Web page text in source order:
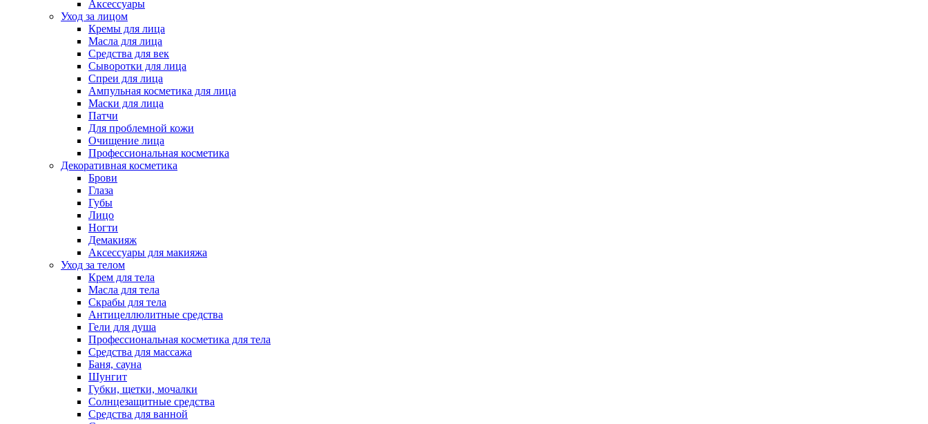
Аксессуары
Уход за лицом
Кремы для лица
Масла для лица
Средства для век
Сыворотки для лица
Спреи для лица
Ампульная косметика для лица
Маски для лица
Патчи
Для проблемной кожи
Очищение лица
Профессиональная косметика
Декоративная косметика
Брови
Глаза
Губы
Лицо
Ногти
Демакияж
Аксессуары для макияжа
Уход за телом
Крем для тела
Масла для тела
Скрабы для тела
Антицеллюлитные средства
Гели для душа
Профессиональная косметика для тела
Средства для массажа
Баня, сауна
Шунгит
Губки, щетки, мочалки
Солнцезащитные средства
Средства для ванной